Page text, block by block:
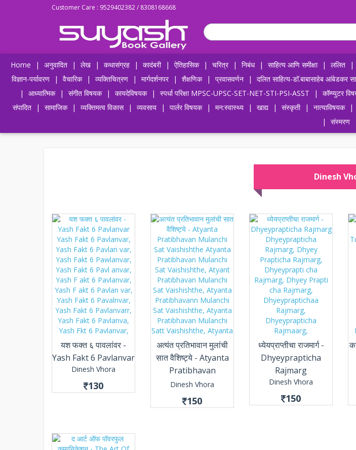
Customer Care : 9529402382 / 8308168668
Home | अनुवादित | लेख | कथासंग्रह | कादंबरी | ऐतिहासिक | चरित्र | निबंध | साहित्य आणि समीक्षा | ललित |
विज्ञान-पर्यावरण
| वैचारिक | व्यक्तिचित्रण | मार्गदर्शनपर | शैक्षणिक | प्रवासवर्णन | दलित साहित्य-डॉ.बाबासाहेब आंबेडकर
|
आध्यात्मिक | संगीत विषयक | कायदेविषयक | स्पर्धा परिक्षा MPSC-UPSC-SET-NET-STI-PSI-ASST | कॉम्प्युटर
संपादित
| सामाजिक | व्यक्तिमत्व विकास | व्यवसाय | पार्लर विषयक | मन:स्वास्थ्य | खाद्य | संस्कृती | नात्याविषयक |
|
संस्मरण
Dinesh
यश फक्त ६ पावलांवर -
Yash Fakt 6 Pavlanvar
Dinesh Vhora
130
अत्यंत प्रतिभावान मुलांची
सात वैशिष्ट्ये - Atyanta
Pratibhavan
Mulanchi Sat
Vaishishthe
Dinesh Vhora
150
ध्येयप्राप्तीचा राजमार्ग -
Dhyeyprapticha
Rajmarg
Dinesh Vhora
150